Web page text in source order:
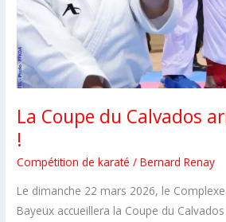
La Coupe du Calvados
!
Compétition de karaté /Bernard Renay
Le dimanche 22 mars 2026, le
Bayeux accueillera la Coupe du